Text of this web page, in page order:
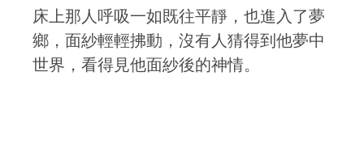
床上那人呼吸一如既往平靜，也進入了夢
鄉，面紗輕輕拂動，沒有人猜得到他夢中
世界，看得見他面紗後的神情。